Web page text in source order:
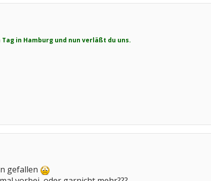
in Hamburg und nun verläßt du uns.
gefallen